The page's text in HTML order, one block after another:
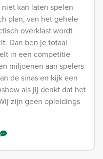
kan laten spelen
plan, van het gehele
overklast wordt
Dan ben je totaal
in een competitie
miljoenen aan spelers
de sinas en kijk een
als jij denkt dat het
zijn geen opleidings